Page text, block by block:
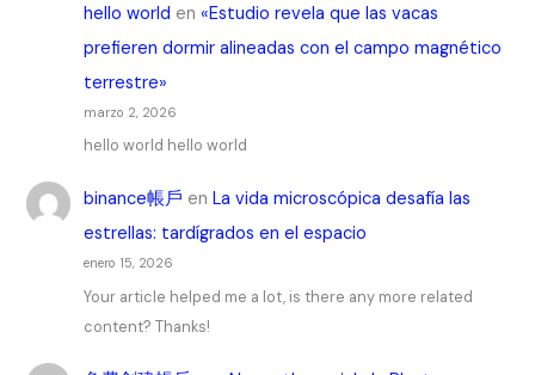
hello world en «Estudio revela que las vacas
prefieren dormir alineadas con el campo magnético
terrestre»
marzo 2, 2026
hello world hello world
binance帳戶 en La vida microscópica desafía las
estrellas: tardígrados en el espacio
enero 15, 2026
Your article helped me a lot, is there any more related
content? Thanks!